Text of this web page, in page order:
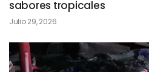
sabores tropicales
Julio 29, 2026